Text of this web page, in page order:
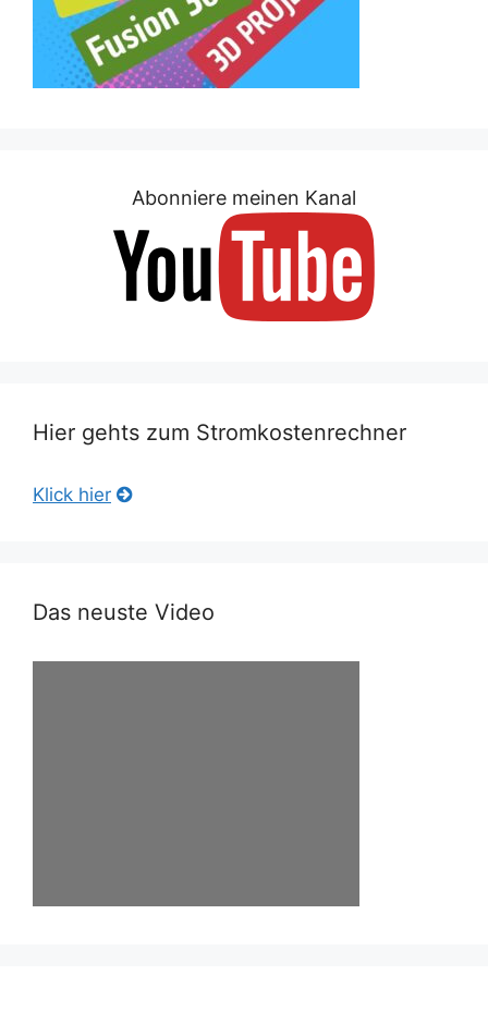
Abonniere meinen Kanal
Hier gehts zum Stromkostenrechner
Klick hier
Das neuste Video